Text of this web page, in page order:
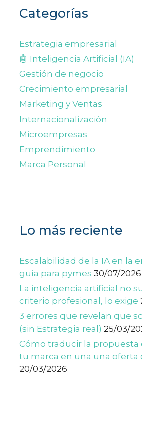
Categorías
Estrategia empresarial
🤖 Inteligencia Artificial (IA)
Gestión de negocio
Crecimiento empresarial
Marketing y Ventas
Internacionalización
Microempresas
Emprendimiento
Marca Personal
Lo más reciente
Escalabilidad de la IA en la
guía para pymes 30/07/2026
La inteligencia artificial no
criterio profesional, lo exige
3 errores que revelan que
(sin Estrategia real) 25/03/
Cómo traducir la propuesta
tu marca en una una oferta
20/03/2026